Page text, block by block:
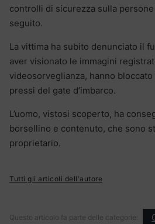
controlli di sicurezza sulla
seguito.
La vittima ha subito denunciato il
aver visionato le immagini
videosorveglianza, hanno
pressi del gate d’imbarco.
L’uomo, vistosi scoperto, ha
borsellino e contenuto, che sono
proprietario.
Tutti gli articoli dell'autore
Questo articolo fa parte delle categorie: